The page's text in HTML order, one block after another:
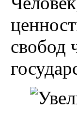
свобод